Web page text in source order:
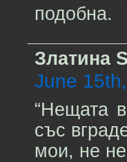
подобна.
Златина
June
“Нещата
със
мои, не